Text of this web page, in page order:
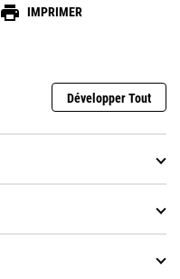
print IMPRIMER
Développer Tout